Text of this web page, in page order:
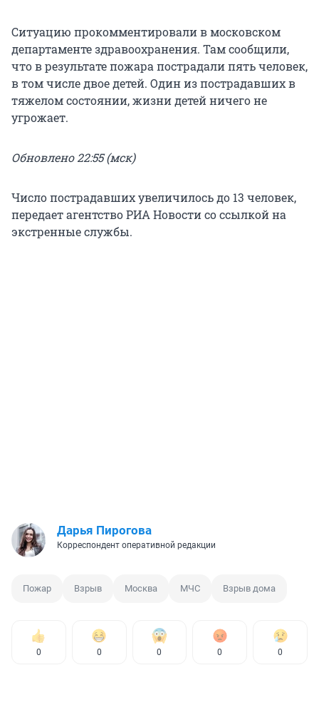
Ситуацию прокомментировали в московском
департаменте здравоохранения. Там сообщили,
что в результате пожара пострадали пять человек,
в том числе двое детей. Один из пострадавших в
тяжелом состоянии, жизни детей ничего не
угрожает.
Обновлено 22:55 (мск)
Число пострадавших увеличилось до 13 человек,
передает агентство РИА Новости со ссылкой на
экстренные службы.
Дарья Пирогова
Корреспондент оперативной редакции
Пожар Взрыв Москва МЧС Взрыв дома
0 0 0 0 0